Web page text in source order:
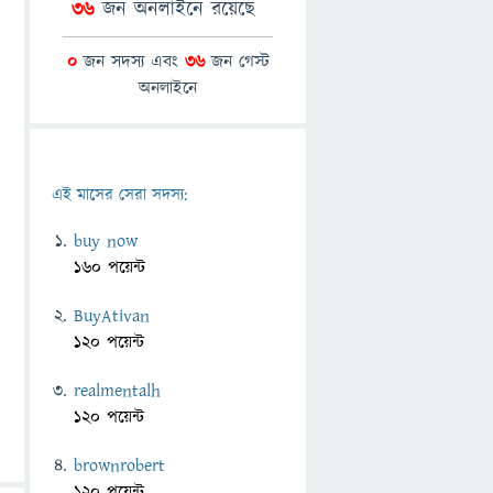
36 জন অনলাইনে রয়েছে
0জন সদস্য এবং 36জন গেস্ট
অনলাইনে
এই মাসের সেরা সদস্য:
buy now
160 পয়েন্ট
BuyAtivan
120 পয়েন্ট
realmentalh
120 পয়েন্ট
brownrobert